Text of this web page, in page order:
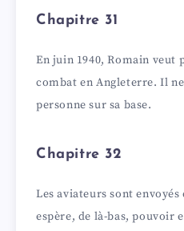
Chapitre 31
En juin 1940, Romain
combat en Angleterre. Il
personne sur sa base.
Chapitre 32
Les aviateurs sont
espère, de là-bas, pouvoir